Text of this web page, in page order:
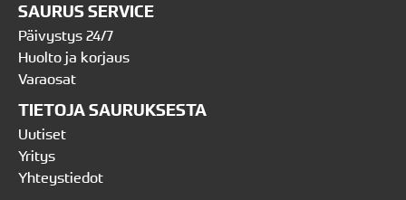
SAURUS SERVICE
Päivystys 24/7
Huolto ja korjaus
Varaosat
TIETOJA SAURUKSESTA
Uutiset
Yritys
Yhteystiedot